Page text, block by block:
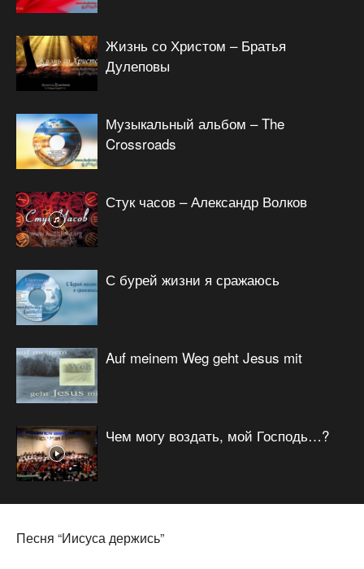
Жизнь со Христом – Братья
Дулеповы
Музыкальный альбом – The
Crossroads
Стук часов – Александр Волков
С бурей жизни я сражаюсь
Auf meinem Weg geht Jesus mit
Чем могу воздать, мой Господь…?
Песня “Иисуса держись”